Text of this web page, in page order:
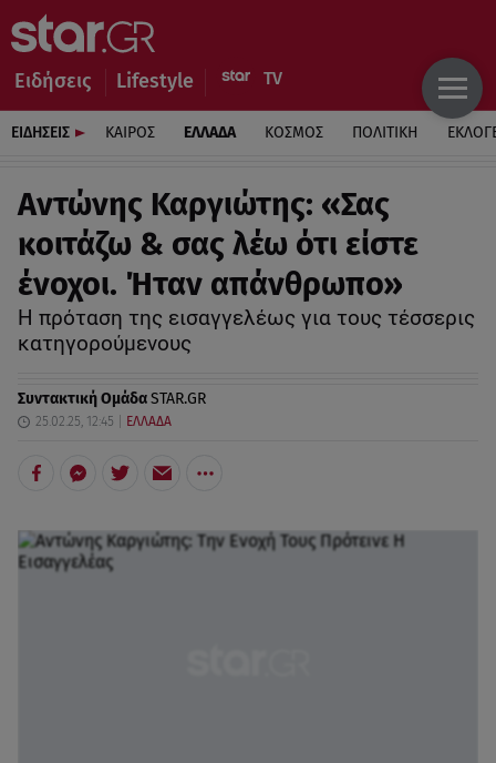
Ειδήσεις Lifestyle
ΕΙΔΗΣΕΙΣ ΚΑΙΡΟΣ ΕΛΛΑΔΑ ΚΟΣΜΟΣ ΠΟΛΙΤΙΚΗ
Αντώνης Καργιώτης: «Σας
κοιτάζω & σας λέω ότι είστε
ένοχοι. Ήταν απάνθρωπο»
Η πρόταση της εισαγγελέως για τους τέσσερις
κατηγορούμενους
Συντακτική ΟμάδαSTAR.GR
25.02.25, 12:45 ΕΛΛΑΔΑ